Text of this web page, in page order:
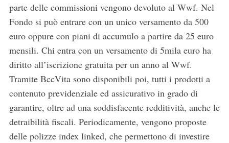
parte delle commissioni vengono devoluto al Wwf. Nel
Fondo si può entrare con un unico versamento da 500
euro oppure con piani di accumulo a partire da 25 euro
mensili. Chi entra con un versamento di 5mila euro ha
diritto all’iscrizione gratuita per un anno al Wwf.
Tramite BccVita sono disponibili poi, tutti i prodotti a
contenuto previdenziale ed assicurativo in grado di
garantire, oltre ad una soddisfacente redditività, anche le
detraibilità fiscali. Periodicamente, vengono proposte
delle polizze index linked, che permettono di investire